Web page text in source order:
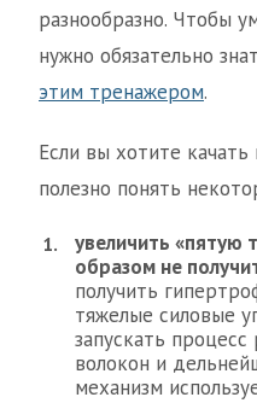
разнообразно. Чтобы
нужно обязательно
этим тренажером.
Если вы хотите
полезно понять
увеличить «пятую
образом не
получить
тяжелые силовые
запускать
волокон и
механизм